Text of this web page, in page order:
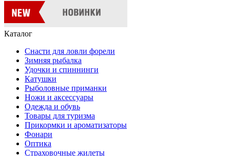
Каталог
Снасти для ловли форели
Зимняя рыбалка
Удочки и спиннинги
Катушки
Рыболовные приманки
Ножи и аксессуары
Одежда и обувь
Товары для туризма
Прикормки и ароматизаторы
Фонари
Оптика
Страховочные жилеты